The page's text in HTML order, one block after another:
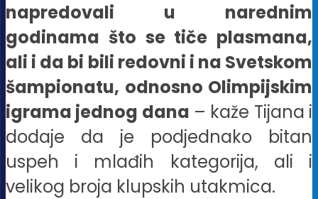
napredovali u narednim
godinama što se tiče plasmana,
ali i da bi bili redovni i na Svetskom
šampionatu, odnosno Olimpijskim
igrama jednog dana – kaže Tijana i
dodaje da je podjednako bitan
uspeh i mlađih kategorija, ali i
velikog broja klupskih utakmica.